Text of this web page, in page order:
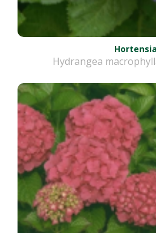
Hortensia
Hydrangea